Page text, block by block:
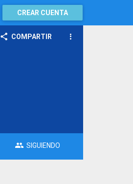
CREAR CUENTA
COMPARTIR
SIGUIENDO